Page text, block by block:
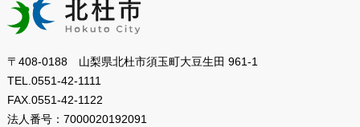
〒408-0188 山梨県北杜市須玉町大豆生田 961-1
TEL. 0551-42-1111
FAX. 0551-42-1122
法人番号： 7000020192091